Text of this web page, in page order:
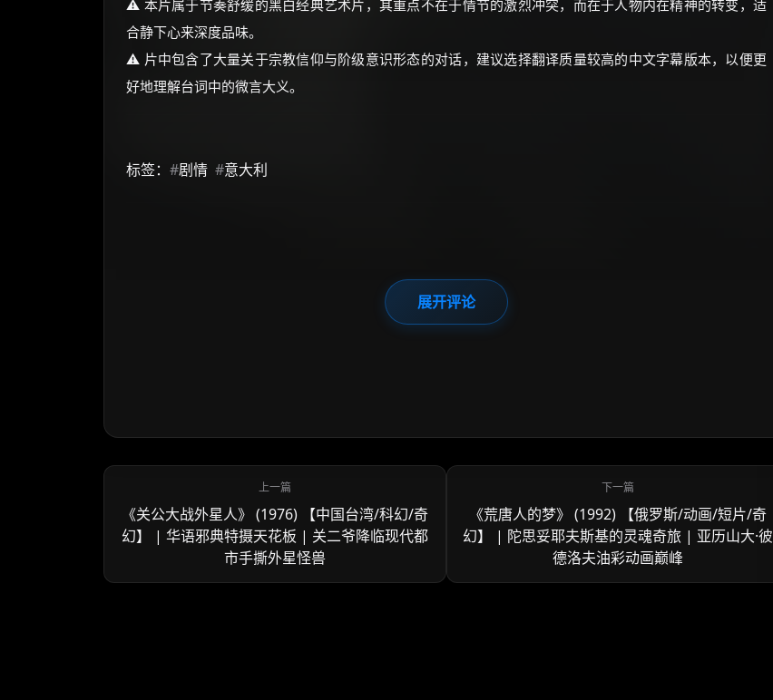
⚠️ 本片属于节奏舒缓的黑白经典艺术片，其重点不在于情节的激烈冲突，而在于人物内在精神的转变，适
合静下心来深度品味。
⚠️ 片中包含了大量关于宗教信仰与阶级意识形态的对话，建议选择翻译质量较高的中文字幕版本，以便更
好地理解台词中的微言大义。
标签： #剧情 #意大利
展开评论
《关公大战外星人》 (1976) 【中国台湾/科幻/奇
幻】 | 华语邪典特摄天花板 | 关二爷降临现代都
市手撕外星怪兽
《荒唐人的梦》 (1992) 【俄罗斯/动画/短片/奇
幻】 | 陀思妥耶夫斯基的灵魂奇旅 | 亚历山大·彼
德洛夫油彩动画巅峰